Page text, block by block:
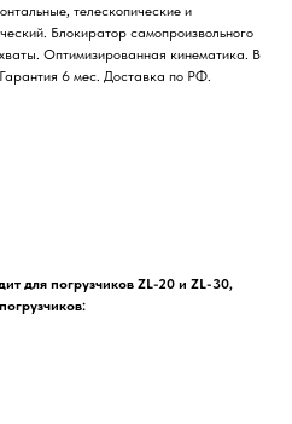
телескопические и
Блокиратор самопроизвольного
Оптимизированная кинематика. В
6 мес. Доставка по РФ.
для погрузчиков ZL-20 и ZL-30,